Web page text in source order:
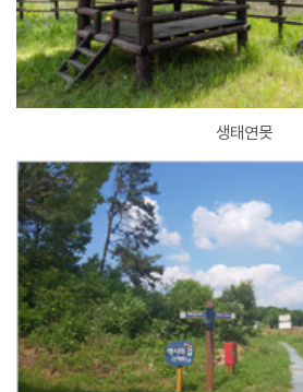
생태연못